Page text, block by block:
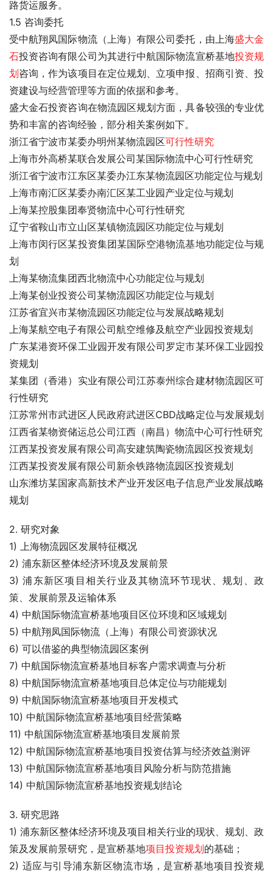
路货运服务。
1.5 咨询委托
受中航翔凤国际物流（上海）有限公司委托，由上海盛大金
石投资咨询有限公司为其进行中航国际物流宣桥基地投资规
划咨询，作为该项目在定位规划、立项申报、招商引资、投
资建设与经营管理等方面的依据和参考。
盛大金石投资咨询在物流园区规划方面，具备较强的专业优
势和丰富的咨询经验，部分相关案例如下。
浙江省宁波市某委办明州某物流园区可行性研究
上海市外高桥某联合发展公司某国际物流中心可行性研究
浙江省宁波市江东区某委办江东某物流园区功能定位与规划
上海市南汇区某委办南汇区某工业园产业定位与规划
上海某控股集团奉贤物流中心可行性研究
辽宁省鞍山市立山区某镇物流园区功能定位与规划
上海市闵行区某投资集团某国际空港物流基地功能定位与规
划
上海某物流集团西北物流中心功能定位与规划
上海某创业投资公司某物流园区功能定位与规划
江苏省宜兴市某物流园区功能定位与发展战略规划
上海某航空电子有限公司航空维修及航空产业园投资规划
广东某港资环保工业园开发有限公司罗定市某环保工业园投
资规划
某集团（香港）实业有限公司江苏泰州综合建材物流园区可
行性研究
江苏常州市武进区人民政府武进区CBD战略定位与发展规划
江西省某物资储运总公司江西（南昌）物流中心可行性研究
江西某投资发展有限公司高安建筑陶瓷物流园区投资规划
江西某投资发展有限公司新余铁路物流园区投资规划
山东潍坊某国家高新技术产业开发区电子信息产业发展战略
规划
2. 研究对象
1) 上海物流园区发展特征概况
2) 浦东新区整体经济环境及发展前景
3) 浦东新区项目相关行业及其物流环节现状、规划、政
策、发展前景及运输体系
4) 中航国际物流宣桥基地项目区位环境和区域规划
5) 中航翔凤国际物流（上海）有限公司资源状况
6) 可以借鉴的典型物流园区案例
7) 中航国际物流宣桥基地目标客户需求调查与分析
8) 中航国际物流宣桥基地项目总体定位与功能规划
9) 中航国际物流宣桥基地项目开发模式
10) 中航国际物流宣桥基地项目经营策略
11) 中航国际物流宣桥基地项目发展前景
12) 中航国际物流宣桥基地项目投资估算与经济效益测评
13) 中航国际物流宣桥基地项目风险分析与防范措施
14) 中航国际物流宣桥基地投资规划结论
3. 研究思路
1) 浦东新区整体经济环境及项目相关行业的现状、规划、政
策及发展前景研究，是宣桥基地项目投资规划的基础；
2) 适应与引导浦东新区物流市场，是宣桥基地项目投资规